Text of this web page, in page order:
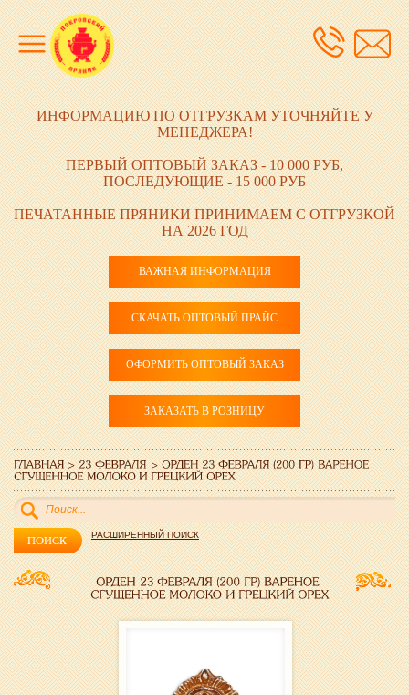
ИНФОРМАЦИЮ ПО ОТГРУЗКАМ УТОЧНЯЙТЕ У
МЕНЕДЖЕРА!
ПЕРВЫЙ ОПТОВЫЙ ЗАКАЗ - 10 000 РУБ,
ПОСЛЕДУЮЩИЕ - 15 000 РУБ
ПЕЧАТАННЫЕ ПРЯНИКИ ПРИНИМАЕМ С ОТГРУЗКОЙ
НА 2026 ГОД
ВАЖНАЯ ИНФОРМАЦИЯ
СКАЧАТЬ ОПТОВЫЙ ПРАЙС
ОФОРМИТЬ ОПТОВЫЙ ЗАКАЗ
ЗАКАЗАТЬ В РОЗНИЦУ
РАСШИРЕННЫЙ ПОИСК